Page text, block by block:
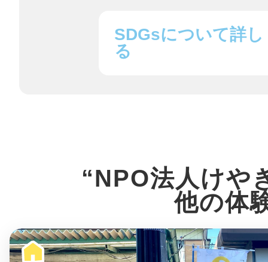
SDGsについて詳し
る
“NPO法人けや
他の体
滋賀県